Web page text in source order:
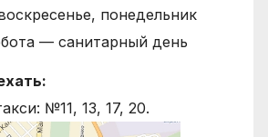
понедельник
— санитарный день
№11, 13, 17, 20.